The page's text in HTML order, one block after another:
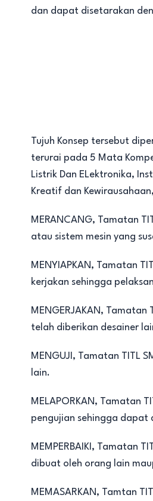
dan dapat disetarakan
Tujuh Konsep tersebut
terurai pada 5 Mata
Listrik Dan ELektronika,
Kreatif dan
MERANCANG, Tamatan
atau sistem mesin yang
MENYIAPKAN, Tamatan
kerjakan sehingga
MENGERJAKAN,
telah diberikan desainer
MENGUJI, Tamatan TITL
lain.
MELAPORKAN, Tamatan
pengujian sehingga dapat
MEMPERBAIKI, Tamatan
dibuat oleh orang lain
MEMASARKAN, Tamtan